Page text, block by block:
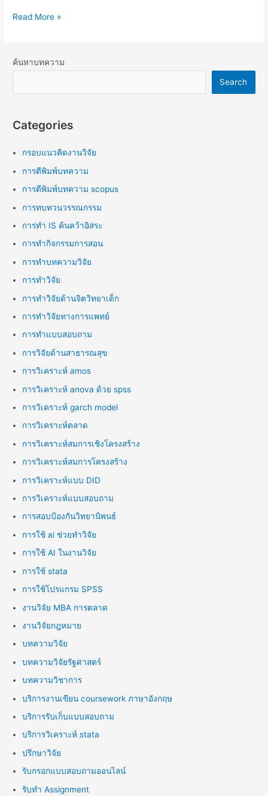
Read More »
ค้นหาบทความ
Search
Categories
กรอบแนวคิดงานวิจัย
การตีพิมพ์บทความ
การตีพิมพ์บทความ scopus
การทบทวนวรรณกรรม
การทำ IS ค้นคว้าอิสระ
การทำกิจกรรมการสอน
การทำบทความวิจัย
การทำวิจัย
การทำวิจัยด้านจิตวิทยาเด็ก
การทำวิจัยทางการแพทย์
การทำแบบสอบถาม
การวิจัยด้านสาธารณสุข
การวิเคราะห์ amos
การวิเคราะห์ anova ด้วย spss
การวิเคราะห์ garch model
การวิเคราะห์ตลาด
การวิเคราะห์สมการเชิงโครงสร้าง
การวิเคราะห์สมการโครงสร้าง
การวิเคราะห์แบบ DID
การวิเคราะห์แบบสอบถาม
การสอบป้องกันวิทยานิพนธ์
การใช้ ai ช่วยทำวิจัย
การใช้ AI ในงานวิจัย
การใช้ stata
การใช้โปรแกรม SPSS
งานวิจัย MBA การตลาด
งานวิจัยกฎหมาย
บทความวิจัย
บทความวิจัยรัฐศาสตร์
บทความวิชาการ
บริการงานเขียน coursework ภาษาอังกฤษ
บริการรับเก็บแบบสอบถาม
บริการวิเคราะห์ stata
ปรึกษาวิจัย
รับกรอกแบบสอบถามออนไลน์
รับทำ Assignment